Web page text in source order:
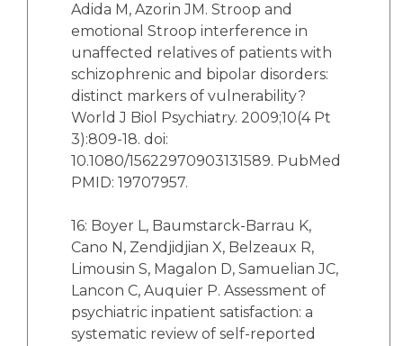
Adida M, Azorin JM. Stroop and
emotional Stroop interference in
unaffected relatives of patients with
schizophrenic and bipolar disorders:
distinct markers of vulnerability?
World J Biol Psychiatry. 2009;10(4 Pt
3):809-18. doi:
10.1080/15622970903131589. PubMed
PMID: 19707957.
16: Boyer L, Baumstarck-Barrau K,
Cano N, Zendjidjian X, Belzeaux R,
Limousin S, Magalon D, Samuelian JC,
Lancon C, Auquier P. Assessment of
psychiatric inpatient satisfaction: a
systematic review of self-reported